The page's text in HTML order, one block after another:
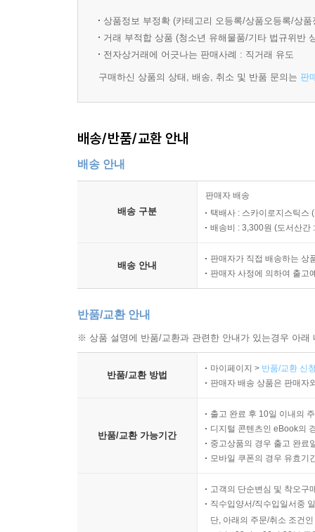
상품정보 부정확 (카테고리 오등록/상품오등록/상
거래 부적합 상품 (청소년 유해물품/기타 법규위반
전자상거래에 어긋나는 판매사례 : 직거래 유도
구매하신 상품의 상태, 배송, 취소 및 반품 문의는 판
배송/반품/교환 안내
배송 안내
배송 구분
판매자 배송
택배사 : 스카이로지스틱스
배송비 : 3,300원 (도서산간
배송 안내
판매자가 직접 배송하는 상
판매자 사정에 의하여 출고
반품/교환 안내
※ 상품 설명에 반품/교환과 관련한 안내가 있는경우 아
반품/교환 방법
마이페이지 > 반품/교환 신
판매자 배송 상품은 판매자
반품/교환 가능기간
출고 완료 후 10일 이내의
디지털 콘텐츠인 eBook의
중고상품의 경우 출고 완료
모바일 쿠폰의 경우 유효기
고객의 단순변심 및 착오구
직수입양서/직수입일서중
단, 아래의 주문/취소 조건